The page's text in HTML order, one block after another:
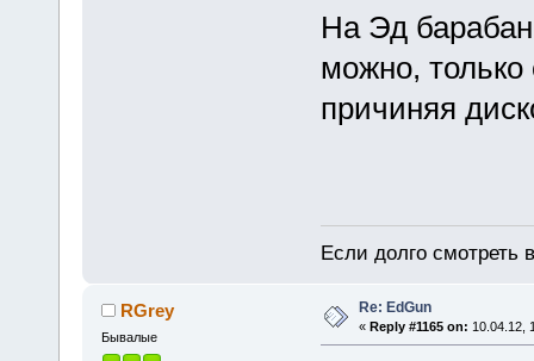
На Эд
можно,
причиняя
Если долго смотреть
RGrey
Бывалые
Re: EdGun
« Reply #1165 on: 10.04.12,